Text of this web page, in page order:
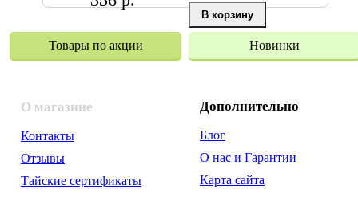
Товары по акции Новинки
О магазине
Контакты
Отзывы
Тайские сертификаты
Дополнительно
Блог
О нас и Гарантии
Карта сайта